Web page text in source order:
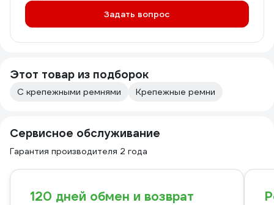
Задать вопрос
Этот товар из подборок
С крепежными ремнями Крепежные ремни
Сервисное обслуживание
Гарантия производителя 2 года
120 дней обмен и возврат